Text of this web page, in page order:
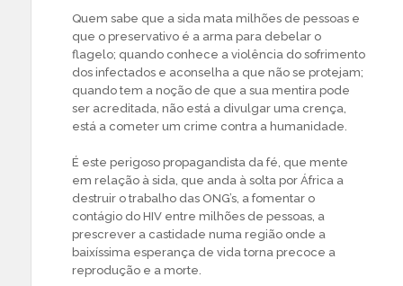
Quem sabe que a sida mata milhões de pessoas e
que o preservativo é a arma para debelar o
flagelo; quando conhece a violência do sofrimento
dos infectados e aconselha a que não se protejam;
quando tem a noção de que a sua mentira pode
ser acreditada, não está a divulgar uma crença,
está a cometer um crime contra a humanidade.
É este perigoso propagandista da fé, que mente
em relação à sida, que anda à solta por África a
destruir o trabalho das ONG’s, a fomentar o
contágio do HIV entre milhões de pessoas, a
prescrever a castidade numa região onde a
baixíssima esperança de vida torna precoce a
reprodução e a morte.